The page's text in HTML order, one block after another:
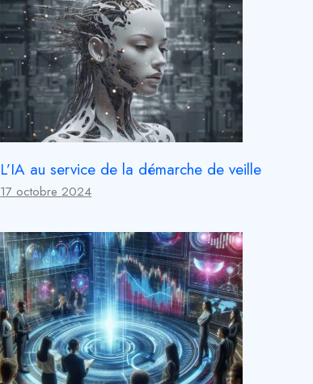
L’IA au service de la démarche de veille
17 octobre 2024